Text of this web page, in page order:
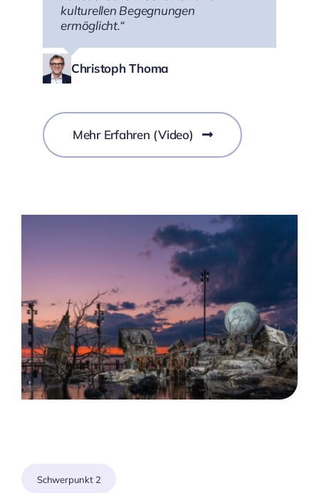
kulturellen Begegnungen
ermöglicht.“
Christoph Thoma
Mehr Erfahren (Video)
Schwerpunkt 2